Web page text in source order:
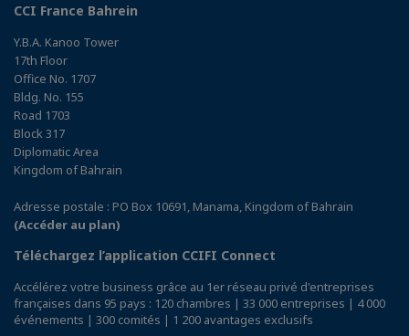
CCI France Bahrein
Y.B.A. Kanoo Tower
17th Floor
Office No. 1707
Bldg. No. 155
Road 1703
Block 317
Diplomatic Area
Kingdom of Bahrain
Adresse postale : PO Box 10691, Manama, Kingdom of Bahrain
(Accéder au plan)
Téléchargez l’application CCIFI Connect
Accélérez votre business grâce au 1er réseau privé d'entreprises
françaises dans 95 pays : 120 chambres | 33 000 entreprises | 4 000
événements | 300 comités | 1 200 avantages exclusifs